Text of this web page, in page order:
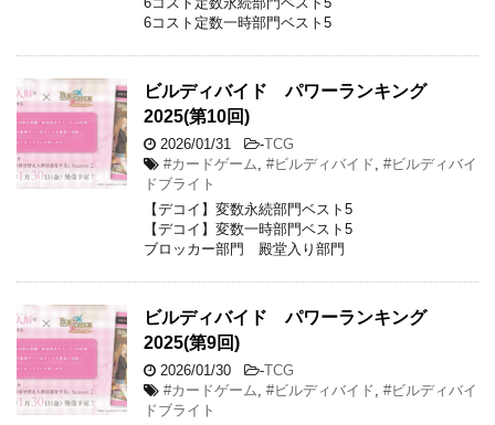
6コスト定数一時部門ベスト5
ビルディバイド パワーランキング
2025(第10回)
2026/01/31 -TCG
#カードゲーム
#ビルディバイド #ビルディバイ
ドブライト
【デコイ】変数永続部門ベスト5
【デコイ】変数一時部門ベスト5
ブロッカー部門 殿堂入り部門
ビルディバイド パワーランキング
2025(第9回)
2026/01/30 -TCG
#カードゲーム
#ビルディバイド #ビルディバイ
ドブライト